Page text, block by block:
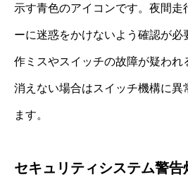
示す青色のアイコンです。夜間走
ーに迷惑をかけないよう確認が必
作ミスやスイッチの故障が疑われ
消えない場合はスイッチ機構に異
ます。
セキュリティシステム警